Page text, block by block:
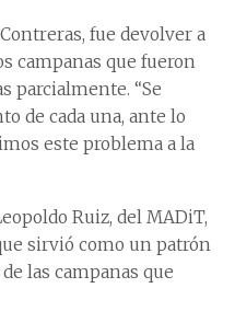
fue devolver a
campanas que fueron
parcialmente. “Se
de cada una, ante lo
este problema a la
Ruiz, del MADiT,
sirvió como un patrón
las campanas que